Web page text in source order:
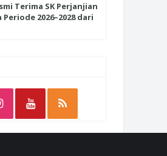
Terima SK Perjanjian
2026–2028 dari